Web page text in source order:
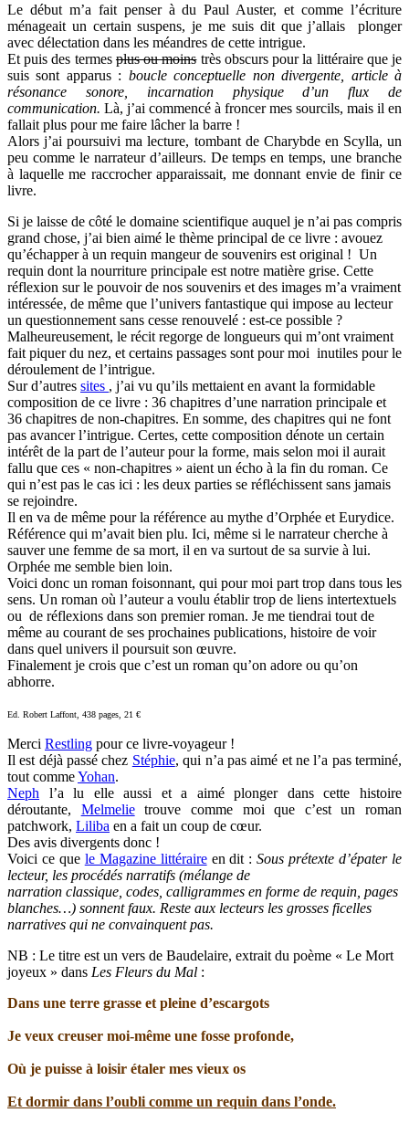
Le début m’a fait penser à du Paul Auster, et comme l’écriture
ménageait un certain suspens, je me suis dit que j’allais plonger
avec délectation dans les méandres de cette intrigue.
Et puis des termes plus ou moinstrès obscurs pour la littéraire que je
suis sont apparus : boucle conceptuelle non divergente, article à
résonance sonore, incarnation physique d’un flux de
communication. Là, j’ai commencé à froncer mes sourcils, mais il en
fallait plus pour me faire lâcher la barre !
Alors j’ai poursuivi ma lecture, tombant de Charybde en Scylla, un
peu comme le narrateur d’ailleurs. De temps en temps, une branche
à laquelle me raccrocher apparaissait, me donnant envie de finir ce
livre.
Si je laisse de côté le domaine scientifique auquel je n’ai pas compris
grand chose, j’ai bien aimé le thème principal de ce livre : avouez
qu’échapper à un requin mangeur de souvenirs est original ! Un
requin dont la nourriture principale est notre matière grise. Cette
réflexion sur le pouvoir de nos souvenirs et des images m’a vraiment
intéressée, de même que l’univers fantastique qui impose au lecteur
un questionnement sans cesse renouvelé : est-ce possible ?
Malheureusement, le récit regorge de longueurs qui m’ont vraiment
fait piquer du nez, et certains passages sont pour moi inutiles pour le
déroulement de l’intrigue.
Sur d’autres sites , j’ai vu qu’ils mettaient en avant la formidable
composition de ce livre : 36 chapitres d’une narration principale et
36 chapitres de non-chapitres. En somme, des chapitres qui ne font
pas avancer l’intrigue. Certes, cette composition dénote un certain
intérêt de la part de l’auteur pour la forme, mais selon moi il aurait
fallu que ces « non-chapitres » aient un écho à la fin du roman. Ce
qui n’est pas le cas ici : les deux parties se réfléchissent sans jamais
se rejoindre.
Il en va de même pour la référence au mythe d’Orphée et Eurydice.
Référence qui m’avait bien plu. Ici, même si le narrateur cherche à
sauver une femme de sa mort, il en va surtout de sa survie à lui.
Orphée me semble bien loin.
Voici donc un roman foisonnant, qui pour moi part trop dans tous les
sens. Un roman où l’auteur a voulu établir trop de liens intertextuels
ou de réflexions dans son premier roman. Je me tiendrai tout de
même au courant de ses prochaines publications, histoire de voir
dans quel univers il poursuit son œuvre.
Finalement je crois que c’est un roman qu’on adore ou qu’on
abhorre.
Ed. Robert Laffont, 438 pages, 21 €
Merci Restling pour ce livre-voyageur !
Il est déjà passé chez Stéphie, qui n’a pas aimé et ne l’a pas terminé,
tout commeYohan.
Neph l’a lu elle aussi et a aimé plonger dans cette histoire
déroutante, Melmelietrouve comme moi que c’est un roman
patchwork, Liliba en a fait un coup de cœur.
Des avis divergents donc !
Voici ce que le Magazine littéraireen dit :Sous prétexte d’épater le
lecteur, les procédés narratifs (mélange de
narration classique, codes, calligrammes en forme de requin, pages
blanches…) sonnent faux. Reste aux lecteurs les grosses ficelles
narratives qui ne convainquent pas.
NB : Le titre est un vers de Baudelaire, extrait du poème « Le Mort
joyeux » dans Les Fleurs du Mal :
Dans une terre grasse et pleine d’escargots
Je veux creuser moi-même une fosse profonde,
Où je puisse à loisir étaler mes vieux os
Et dormir dans l’oubli comme un requin dans l’onde.